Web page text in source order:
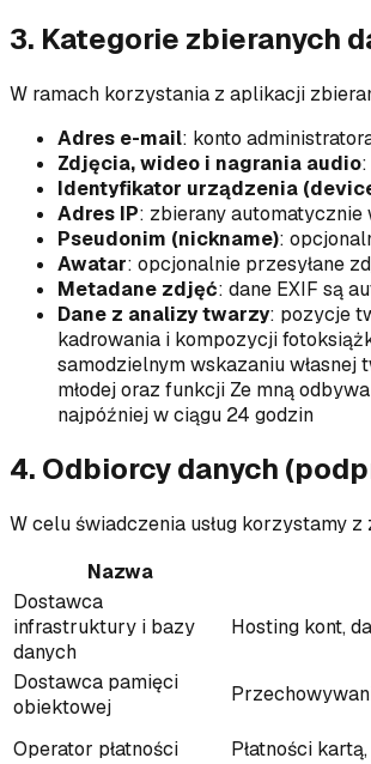
3. Kategorie zbieranych
W ramach korzystania z aplikacji
Adres e-mail: konto
Zdjęcia, wideo i nagrania audio:
Identyfikator urządzenia
Adres IP: zbierany
Pseudonim (nickname):
Awatar: opcjonalnie przesyłane
Metadane zdjęć: dane EXIF są
Dane z analizy twarzy: pozycje
kadrowania i kompozycji
samodzielnym wskazaniu
młodej oraz funkcji Ze mną
najpóźniej w ciągu 24 godzin
4. Odbiorcy danych
W celu świadczenia usług korzystamy
Nazwa
Dostawca
infrastruktury i bazy
danych
Hosting kont,
Dostawca pamięci
obiektowej
Operator płatności Płatności